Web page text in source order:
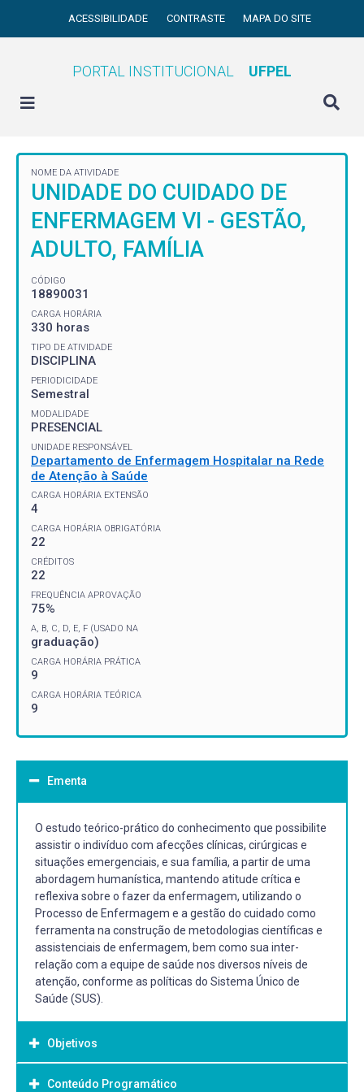
ACESSIBILIDADE CONTRASTE MAPA DO SITE
PORTAL INSTITUCIONAL UFPEL
NOME DA ATIVIDADE
UNIDADE DO CUIDADO DE
ENFERMAGEM VI - GESTÃO,
ADULTO, FAMÍLIA
CÓDIGO
18890031
CARGA HORÁRIA
330 horas
TIPO DE ATIVIDADE
DISCIPLINA
PERIODICIDADE
Semestral
MODALIDADE
PRESENCIAL
UNIDADE RESPONSÁVEL
Departamento de Enfermagem Hospitalar na Rede
de Atenção à Saúde
CARGA HORÁRIA EXTENSÃO
4
CARGA HORÁRIA OBRIGATÓRIA
22
CRÉDITOS
22
FREQUÊNCIA APROVAÇÃO
75%
A, B, C, D, E, F (USADO NA
graduação)
CARGA HORÁRIA PRÁTICA
9
CARGA HORÁRIA TEÓRICA
9
Ementa
O estudo teórico-prático do conhecimento que possibilite
assistir o indivíduo com afecções clínicas, cirúrgicas e
situações emergenciais, e sua família, a partir de uma
abordagem humanística, mantendo atitude crítica e
reflexiva sobre o fazer da enfermagem, utilizando o
Processo de Enfermagem e a gestão do cuidado como
ferramenta na construção de metodologias científicas e
assistenciais de enfermagem, bem como sua inter-
relação com a equipe de saúde nos diversos níveis de
atenção, conforme as políticas do Sistema Único de
Saúde (SUS).
Objetivos
Objetivo Geral:
Conteúdo Programático